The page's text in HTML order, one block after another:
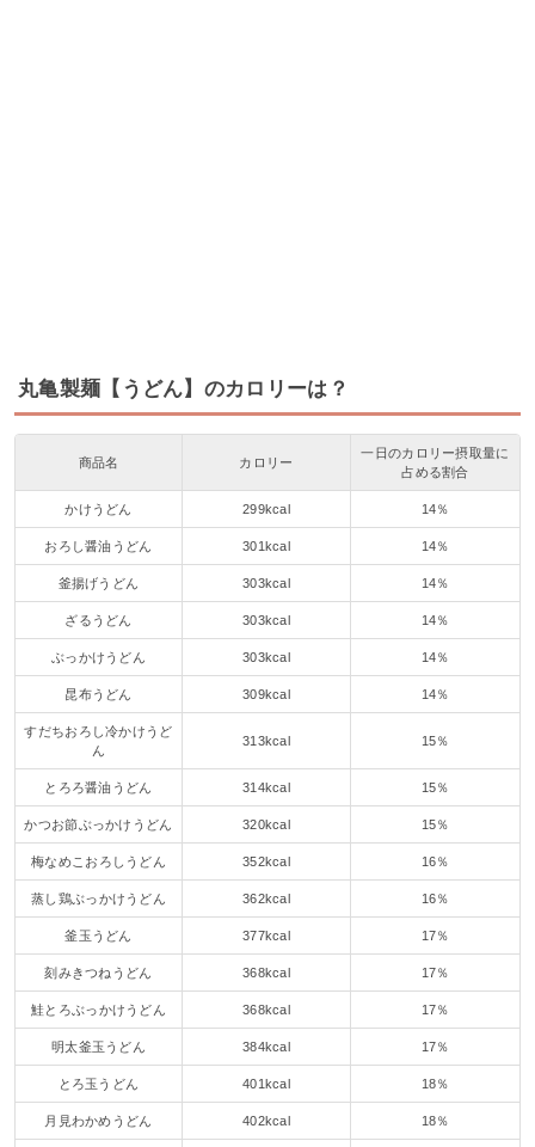
丸亀製麺【うどん】のカロリーは？
商品名 カロリー
一日のカロリー摂取量に
占める割合
かけうどん 299kcal 14％
おろし醤油うどん 301kcal 14％
釜揚げうどん 303kcal 14％
ざるうどん 303kcal 14％
ぶっかけうどん 303kcal 14％
昆布うどん 309kcal 14％
すだちおろし冷かけうど
ん
313kcal 15％
とろろ醤油うどん 314kcal 15％
かつお節ぶっかけうどん 320kcal 15％
梅なめこおろしうどん 352kcal 16％
蒸し鶏ぶっかけうどん 362kcal 16％
釜玉うどん 377kcal 17％
刻みきつねうどん 368kcal 17％
鮭とろぶっかけうどん 368kcal 17％
明太釜玉うどん 384kcal 17％
とろ玉うどん 401kcal 18％
月見わかめうどん 402kcal 18％